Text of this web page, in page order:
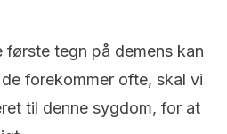
første tegn på demens kan
forekommer ofte, skal vi
til denne sygdom, for at